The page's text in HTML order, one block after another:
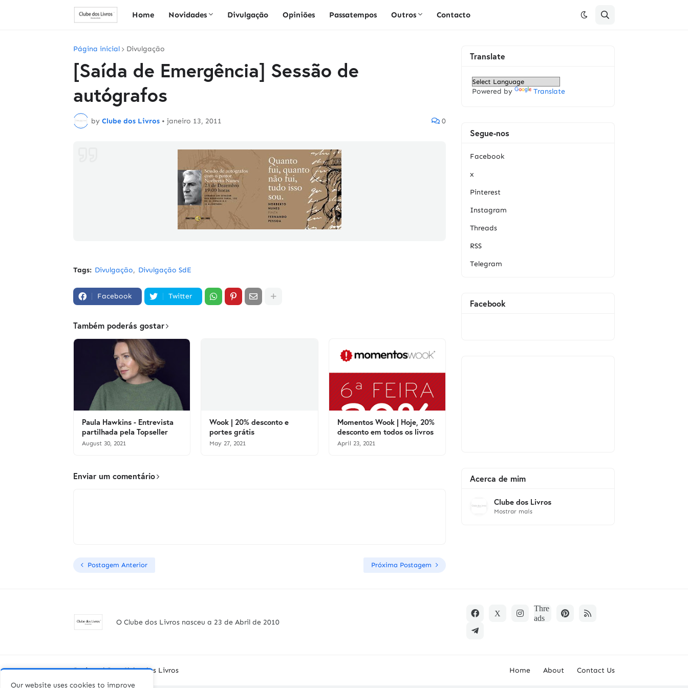
Home Novidades Divulgação Opiniões Passatempos Outros Contacto
Página inicial Divulgação
[Saída de Emergência] Sessão de
autógrafos
by Clube dos Livros • janeiro 13, 2011 0
Tags: Divulgação Divulgação SdE
Facebook Twitter
Também poderás gostar
Paula Hawkins - Entrevista
partilhada pela Topseller
August 30, 2021
Wook | 20% desconto e
portes grátis
May 27, 2021
Momentos Wook | Hoje, 20%
desconto em todos os livros
April 23, 2021
Enviar um comentário
Postagem Anterior Próxima Postagem
Translate
Powered by Translate
Segue-nos
Facebook
x
Pinterest
Instagram
Threads
RSS
Telegram
Facebook
Acerca de mim
Clube dos Livros
Mostrar mais
O Clube dos Livros nasceu a 23 de Abril de 2010
Designed By -Clube dos Livros Home About
Contact Us
Our website uses cookies to improve